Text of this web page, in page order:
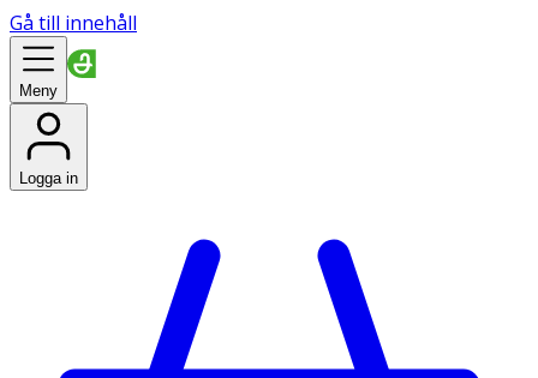
Gå till innehåll
Meny
Logga in